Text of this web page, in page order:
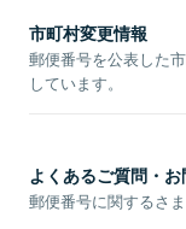
市町村変更情報
郵便番号を公表した
しています。
よくあるご質問・
郵便番号に関するさ